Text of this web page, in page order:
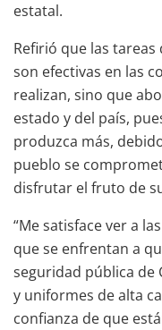
estatal.
Refirió que las
son efectivas en las
realizan, sino que
estado y del país,
produzca más,
pueblo se
disfrutar el fruto de
“Me satisface ver a
que se enfrentan a
seguridad pública de
y uniformes de alta
confianza de que